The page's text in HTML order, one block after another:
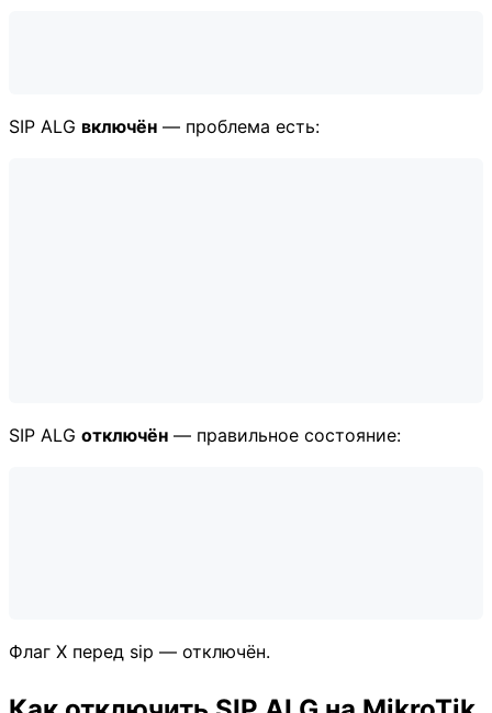
SIP ALG включён — проблема есть:
SIP ALG отключён — правильное состояние:
Флаг X перед sip — отключён.